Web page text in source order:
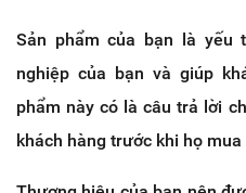
Sản phẩm của bạn là yếu
nghiệp của bạn và giúp
phẩm này có là câu trả lời
khách hàng trước khi họ mua